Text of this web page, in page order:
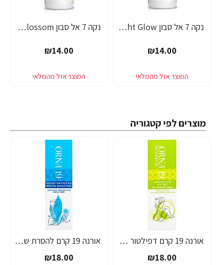
נקה 7 אל סבון Midnight Glow בניחוח חמאת שיאה - 750 מ"ל
₪14.00
נקה 7 אל סבון Spring Blossom בניחוח תפוח וניל - 750 מ"ל
₪14.00
מוצרים לפי קטגוריה
אורנה 19 קרם דפילטור לעור רגיש 80 גרם
₪18.00
אורנה 19 קרם להסרת שיער לקו הביקיני 90 מ"ל
₪18.00